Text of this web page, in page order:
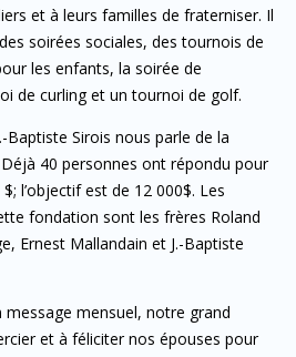
et à leurs familles de fraterniser. Il
soirées sociales, des tournois de
les enfants, la soirée de
de curling et un tournoi de golf.
Baptiste Sirois nous parle de la
40 personnes ont répondu pour
l’objectif est de 12 000$. Les
fondation sont les frères Roland
Ernest Mallandain et J.-Baptiste
message mensuel, notre grand
et à féliciter nos épouses pour